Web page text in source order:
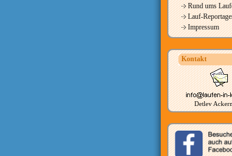
Rund ums
Lauf-
Impressum
Kontakt
Detlev